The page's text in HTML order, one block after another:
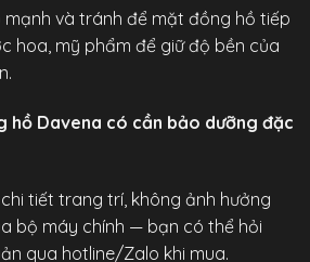
mạnh và tránh để mặt đồng hồ tiếp
hoa, mỹ phẩm để giữ độ bền của
hồ Davena có cần bảo dưỡng đặc
tiết trang trí, không ảnh hưởng
bộ máy chính — bạn có thể hỏi
qua hotline/Zalo khi mua.